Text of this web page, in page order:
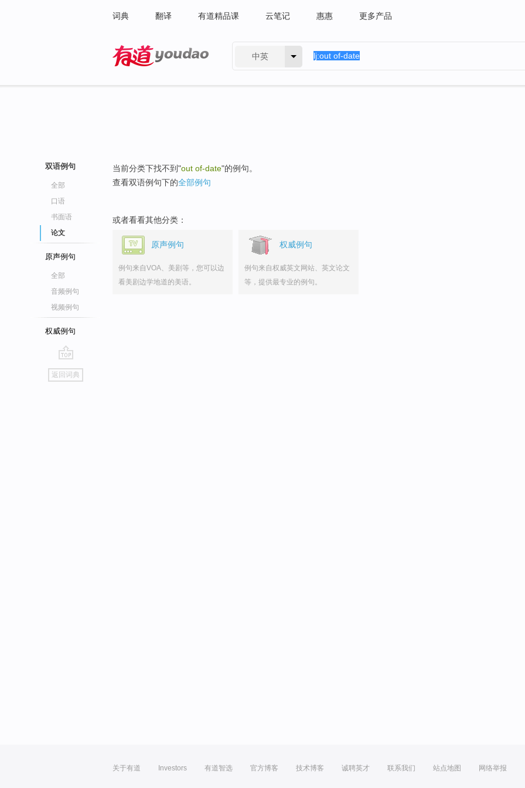
词典 翻译 有道精品课 云笔记 惠惠 更多产品
中英
双语例句
全部
口语
书面语
论文
原声例句
全部
音频例句
视频例句
权威例句
go
top
返回词典
当前分类下找不到"out of-date"的例句。
查看双语例句下的全部例句
或者看看其他分类：
原声例句
例句来自VOA、美剧等，您可以边
看美剧边学地道的美语。
权威例句
例句来自权威英文网站、英文论文
等，提供最专业的例句。
关于有道 Investors 有道智选 官方博客 技术博客 诚聘英才 联系我们 站点地图 网络举报